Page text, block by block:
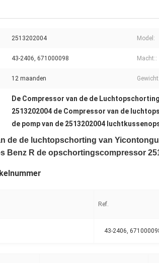
2513202004 Model:
43-2406, 671000098 Macht::
12 maanden Gewicht:
De Compressor van de de
2513202004 de Compressor van de
de pomp van de 2513202004
de de luchtopschorting van
Benz R de opschortingscompressor
Ref.
43-2406,